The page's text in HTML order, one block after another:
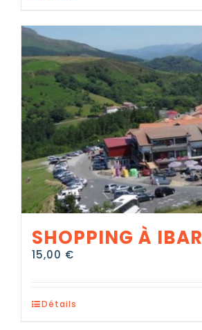
SHOPPING À
15,00 €
Détails